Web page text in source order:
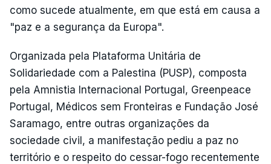
como sucede atualmente, em que está em causa a
"paz e a segurança da Europa".
Organizada pela Plataforma Unitária de
Solidariedade com a Palestina (PUSP), composta
pela Amnistia Internacional Portugal, Greenpeace
Portugal, Médicos sem Fronteiras e Fundação José
Saramago, entre outras organizações da
sociedade civil, a manifestação pediu a paz no
território e o respeito do cessar-fogo recentemente